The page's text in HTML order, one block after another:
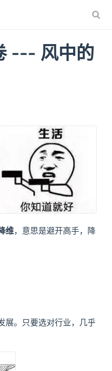
--- 风中的
维，意思是避开高手，降
展。只要选对行业，几乎